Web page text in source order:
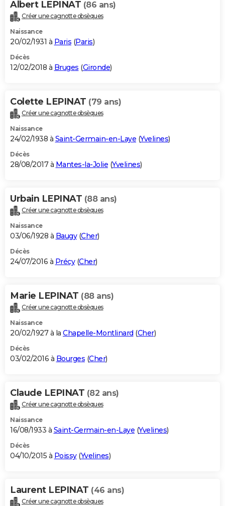
Albert LEPINAT (86 ans)
Créer une cagnotte obsèques
Naissance
20/02/1931 à Paris (Paris)
Décès
12/02/2018 à Bruges (Gironde)
Colette LEPINAT (79 ans)
Créer une cagnotte obsèques
Naissance
24/02/1938 à Saint-Germain-en-Laye (Yvelines)
Décès
28/08/2017 à Mantes-la-Jolie (Yvelines)
Urbain LEPINAT (88 ans)
Créer une cagnotte obsèques
Naissance
03/06/1928 à Baugy(Cher)
Décès
24/07/2016 à Précy(Cher)
Marie LEPINAT (88 ans)
Créer une cagnotte obsèques
Naissance
20/02/1927 à la Chapelle-Montlinard (Cher)
Décès
03/02/2016 à Bourges (Cher)
Claude LEPINAT (82 ans)
Créer une cagnotte obsèques
Naissance
16/08/1933 à Saint-Germain-en-Laye (Yvelines)
Décès
04/10/2015 à Poissy(Yvelines)
Laurent LEPINAT (46 ans)
Créer une cagnotte obsèques